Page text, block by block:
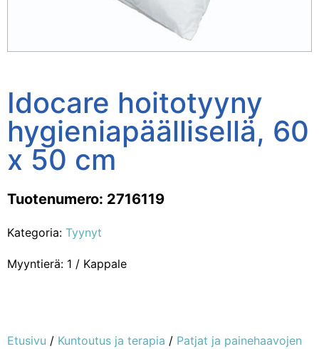
Idocare hoitotyyny
hygieniapäällisellä, 60
x 50 cm
Tuotenumero: 2716119
Kategoria: Tyynyt
Myyntierä: 1 / Kappale
Etusivu / Kuntoutus ja terapia / Patjat ja painehaavojen